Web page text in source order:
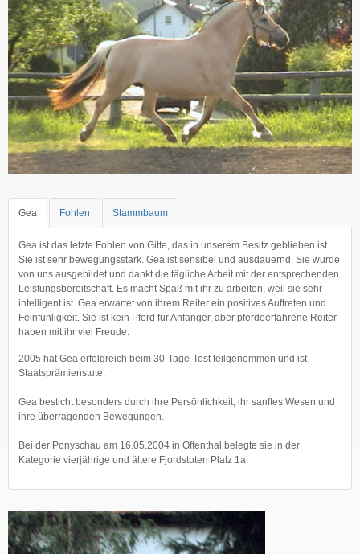
Gea Fohlen Stammbaum
Gea ist das letzte Fohlen von Gitte, das in unserem Besitz geblieben ist.
Sie ist sehr bewegungsstark. Gea ist sensibel und ausdauernd. Sie wurde
von uns ausgebildet und dankt die tägliche Arbeit mit der entsprechenden
Leistungsbereitschaft. Es macht Spaß mit ihr zu arbeiten, weil sie sehr
intelligent ist. Gea erwartet von ihrem Reiter ein positives Auftreten und
Feinfühligkeit. Sie ist kein Pferd für Anfänger, aber pferdeerfahrene Reiter
haben mit ihr viel Freude.
2005 hat Gea erfolgreich beim 30-Tage-Test teilgenommen und ist
Staatsprämienstute.
Gea besticht besonders durch ihre Persönlichkeit, ihr sanftes Wesen und
ihre überragenden Bewegungen.
Bei der Ponyschau am 16.05.2004 in Offenthal belegte sie in der
Kategorie vierjährige und ältere Fjordstuten Platz 1a.